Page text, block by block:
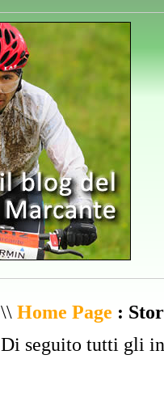
\\ Home Page :
Di seguito tutti gli